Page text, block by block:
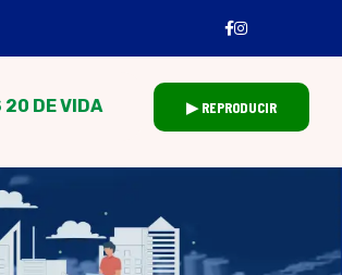
20 DE VIDA ▶ REPRODUCIR